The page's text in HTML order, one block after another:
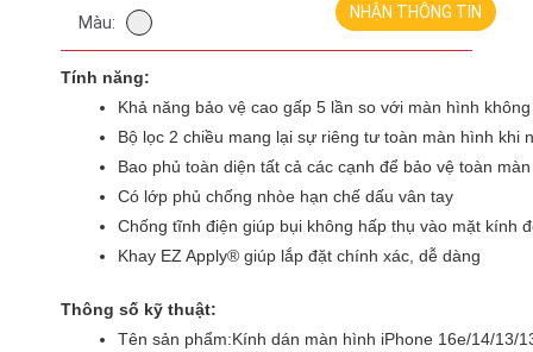
Màu:
NHẬN THÔNG TIN
Tính năng:
Khả năng bảo vệ cao gấp 5 lần so với màn hình
Bộ lọc 2 chiều mang lại sự riêng tư toàn màn hình khi
Bao phủ toàn diện tất cả các cạnh để bảo vệ toàn
Có lớp phủ chống nhòe hạn chế dấu vân tay
Chống tĩnh điện giúp bụi không hấp thụ vào mặt kính
Khay EZ Apply® giúp lắp đặt chính xác, dễ dàng
Thông số kỹ thuật:
Tên sản phẩm:Kính dán màn hình iPhone 16e/14/13/